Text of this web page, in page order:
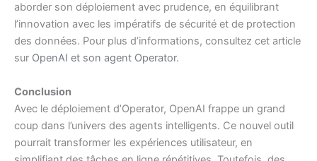
aborder son déploiement avec prudence, en équilibrant
l’innovation avec les impératifs de sécurité et de protection
des données. Pour plus d’informations, consultez cet article
sur OpenAI et son agent Operator.
Conclusion
Avec le déploiement d’Operator, OpenAI frappe un grand
coup dans l’univers des agents intelligents. Ce nouvel outil
pourrait transformer les expériences utilisateur, en